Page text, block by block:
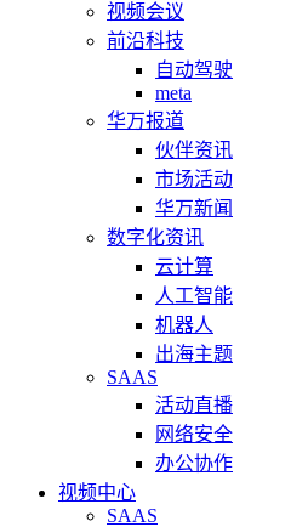
视频会议
前沿科技
自动驾驶
meta
华万报道
伙伴资讯
市场活动
华万新闻
数字化资讯
云计算
人工智能
机器人
出海主题
SAAS
活动直播
网络安全
办公协作
视频中心
SAAS